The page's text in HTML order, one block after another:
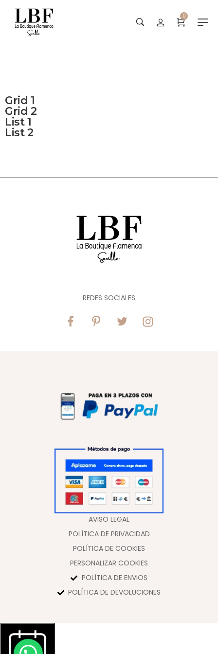
0
Grid 1
Grid 2
List 1
List 2
REDES SOCIALES
AVISO LEGAL
POLÍTICA DE PRIVACIDAD
POLÍTICA DE COOKIES
PERSONALIZAR COOKIES
POLÍTICA DE ENVIOS
POLÍTICA DE DEVOLUCIONES